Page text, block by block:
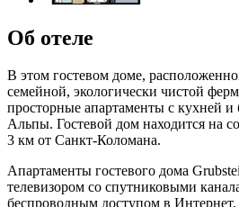
Об отеле
В этом гостевом доме,
семейной, экологически чистой
просторные апартаменты с кухней
Альпы. Гостевой дом находится на
3 км от Санкт-Коломана.
Апартаменты гостевого дома
телевизором со спутниковыми
беспроводным доступом в